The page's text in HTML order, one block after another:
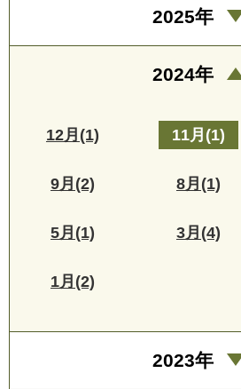
2025年
2024年
12月(1) 11月(1)
9月(2) 8月(1)
5月(1) 3月(4)
1月(2)
2023年